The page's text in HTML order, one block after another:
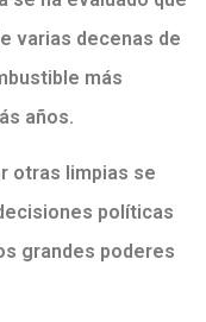
varias decenas de
más
años.
otras limpias se
políticas
grandes poderes